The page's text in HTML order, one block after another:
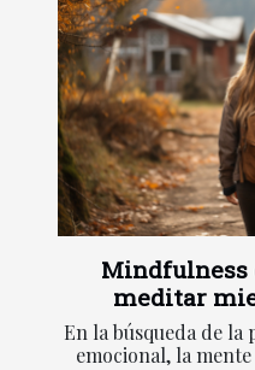
meditar
En la búsqueda de
emocional, la